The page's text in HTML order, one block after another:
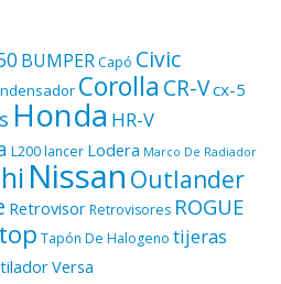
BUMPER Capó Civic
Corolla CR-Vcx-5
Honda HR-V
L200lancer Lodera Marco De Radiador
Nissan Outlander
RetrovisorRetrovisores ROGUE
Tapón De Halogeno tijeras
Versa